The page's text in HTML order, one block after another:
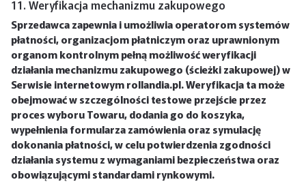
11. Weryfikacja mechanizmu zakupowego
Sprzedawca zapewnia i umożliwia operatorom systemów
płatności, organizacjom płatniczym oraz uprawnionym
organom kontrolnym pełną możliwość weryfikacji
działania mechanizmu zakupowego (ścieżki zakupowej) w
Serwisie internetowym rollandia.pl. Weryfikacja ta może
obejmować w szczególności testowe przejście przez
proces wyboru Towaru, dodania go do koszyka,
wypełnienia formularza zamówienia oraz symulację
dokonania płatności, w celu potwierdzenia zgodności
działania systemu z wymaganiami bezpieczeństwa oraz
obowiązującymi standardami rynkowymi.